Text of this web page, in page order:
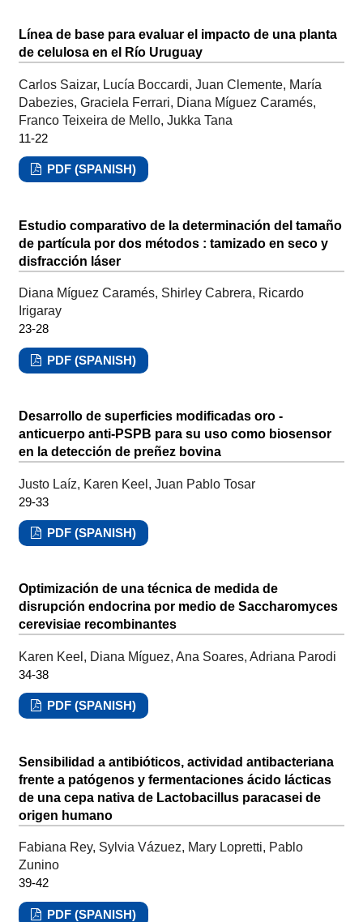
Línea de base para evaluar el impacto de una planta
de celulosa en el Río Uruguay
Carlos Saizar, Lucía Boccardi, Juan Clemente, María
Dabezies, Graciela Ferrari, Diana Míguez Caramés,
Franco Teixeira de Mello, Jukka Tana
11-22
PDF (SPANISH)
Estudio comparativo de la determinación del tamaño
de partícula por dos métodos : tamizado en seco y
disfracción láser
Diana Míguez Caramés, Shirley Cabrera, Ricardo
Irigaray
23-28
PDF (SPANISH)
Desarrollo de superficies modificadas oro -
anticuerpo anti-PSPB para su uso como biosensor
en la detección de preñez bovina
Justo Laíz, Karen Keel, Juan Pablo Tosar
29-33
PDF (SPANISH)
Optimización de una técnica de medida de
disrupción endocrina por medio de Saccharomyces
cerevisiae recombinantes
Karen Keel, Diana Míguez, Ana Soares, Adriana Parodi
34-38
PDF (SPANISH)
Sensibilidad a antibióticos, actividad antibacteriana
frente a patógenos y fermentaciones ácido lácticas
de una cepa nativa de Lactobacillus paracasei de
origen humano
Fabiana Rey, Sylvia Vázuez, Mary Lopretti, Pablo
Zunino
39-42
PDF (SPANISH)